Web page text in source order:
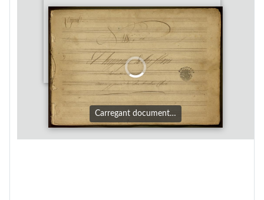
Carregant document…